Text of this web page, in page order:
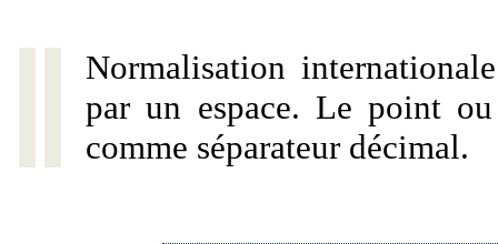
Normalisation
par un espace. Le point
comme séparateur décimal.